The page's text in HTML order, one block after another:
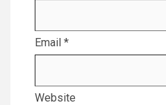
Email *
Website